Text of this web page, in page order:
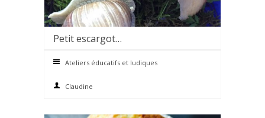
Petit escargot…
Ateliers éducatifs et ludiques
Claudine